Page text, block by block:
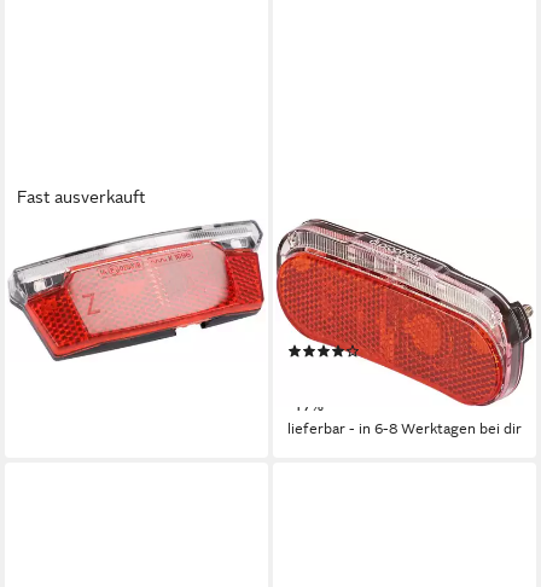
Fast ausverkauft
FISCHER FAHRRAD
Fahrrad-Rücklicht Dynamo
LED-Rücklicht STOP
19,99 €
lieferbar - in 1-2 Werktagen bei dir
PROPHETE
Fahrrad-Rücklicht LED-
Rücklicht, Naben- und
Seitendynamo mit Bremslicht
(1)
UVP20,99 €
-17%
lieferbar - in 6-8 Werktagen bei dir